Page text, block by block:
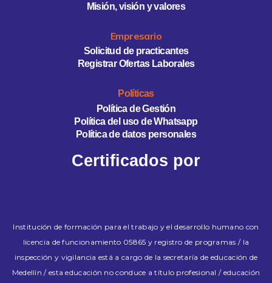
Misión, visión y valores
Empresario
Solicitud de practicantes
Registrar Ofertas Laborales
Políticas
Política de Gestión
Política del uso de Whatsapp
Política de datos personales
Certificados por
Institución de formación para el trabajo y el desarrollo humano con
licencia de funcionamiento 05865 y registro de programas / la
inspección y vigilancia está a cargo de la secretaría de educación de
Medellín / esta educación no conduce a título profesional / educación